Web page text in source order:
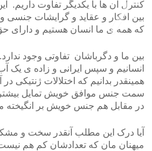
کنترل آن ها با یکدیگر تفاوت داریم.
بین افکار و عقاید و گرایشات جنسی
که همه ی ما انسان هستیم و دارای حق
بین ما و دگرباشان تفاوتی وجود
انسانیم و سپس ایرانی و زاده ی یک
همینقدر بدانیم که اختلالات
سمت جنس موافق خویش تمایل
در مقابل هم جنس خویش بر انگیخته
آیا درک این مطلب آنقدر سخت و
میهنان مان که تعدادشان کم هم
<